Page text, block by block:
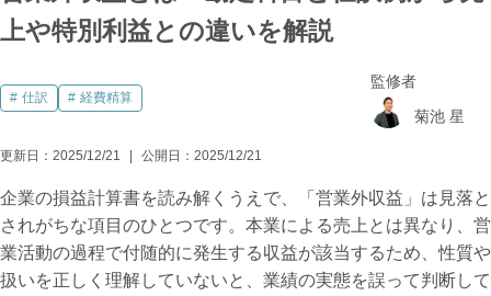
上や特別利益との違いを解説
仕訳 経費精算
監修者
菊池 星
更新日： 2025/12/21 公開日： 2025/12/21
企業の損益計算書を読み解くうえで、「営業外収益」は見落と
されがちな項目のひとつです。本業による売上とは異なり、営
業活動の過程で付随的に発生する収益が該当するため、性質や
扱いを正しく理解していないと、業績の実態を誤って判断して